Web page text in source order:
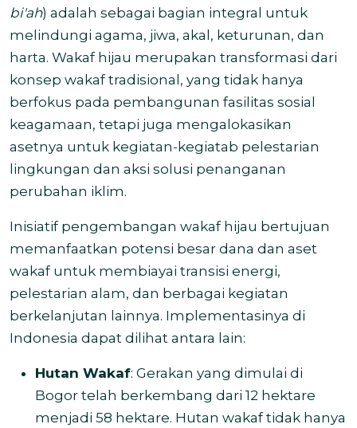
bi'ah) adalah sebagai bagian integral untuk
melindungi agama, jiwa, akal, keturunan, dan
harta. Wakaf hijau merupakan transformasi dari
konsep wakaf tradisional, yang tidak hanya
berfokus pada pembangunan fasilitas sosial
keagamaan, tetapi juga mengalokasikan
asetnya untuk kegiatan-kegiatab pelestarian
lingkungan dan aksi solusi penanganan
perubahan iklim.
Inisiatif pengembangan wakaf hijau bertujuan
memanfaatkan potensi besar dana dan aset
wakaf untuk membiayai transisi energi,
pelestarian alam, dan berbagai kegiatan
berkelanjutan lainnya. Implementasinya di
Indonesia dapat dilihat antara lain:
Hutan Wakaf: Gerakan yang dimulai di
Bogor telah berkembang dari 12 hektare
menjadi 58 hektare. Hutan wakaf tidak hanya